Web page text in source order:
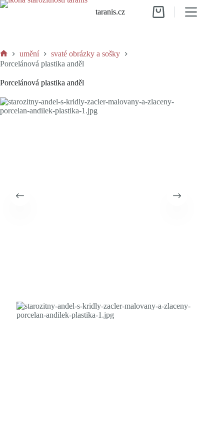
Skip
taranis.cz
Shopping
Home
umění
svaté obrázky a sošky
Porcelánová plastika anděl
Porcelánová plastika anděl